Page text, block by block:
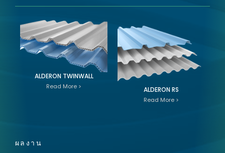
ALDERON TWINWALL
Read More > ALDERON RS
Read More >
ผลงาน